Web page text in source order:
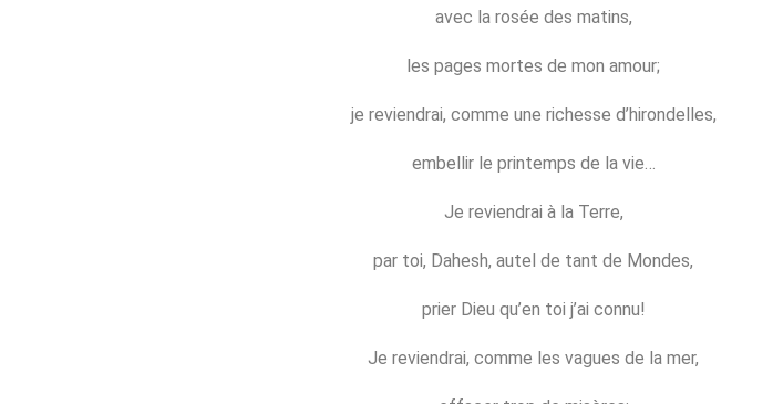
avec la rosée des matins,
les pages mortes de mon amour;
je reviendrai, comme une richesse d’hirondelles,
embellir le printemps de la vie…
Je reviendrai à la Terre,
par toi, Dahesh, autel de tant de Mondes,
prier Dieu qu’en toi j’ai connu!
Je reviendrai, comme les vagues de la mer,